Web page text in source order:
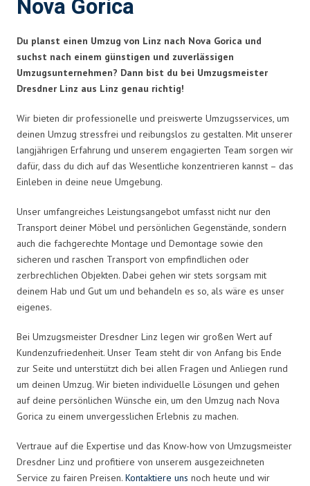
Nova Gorica
Du planst einen Umzug von Linz nach Nova Gorica und
suchst nach einem günstigen und zuverlässigen
Umzugsunternehmen? Dann bist du bei Umzugsmeister
Dresdner Linz aus Linz genau richtig!
Wir bieten dir professionelle und preiswerte Umzugsservices, um
deinen Umzug stressfrei und reibungslos zu gestalten. Mit unserer
langjährigen Erfahrung und unserem engagierten Team sorgen wir
dafür, dass du dich auf das Wesentliche konzentrieren kannst – das
Einleben in deine neue Umgebung.
Unser umfangreiches Leistungsangebot umfasst nicht nur den
Transport deiner Möbel und persönlichen Gegenstände, sondern
auch die fachgerechte Montage und Demontage sowie den
sicheren und raschen Transport von empfindlichen oder
zerbrechlichen Objekten. Dabei gehen wir stets sorgsam mit
deinem Hab und Gut um und behandeln es so, als wäre es unser
eigenes.
Bei Umzugsmeister Dresdner Linz legen wir großen Wert auf
Kundenzufriedenheit. Unser Team steht dir von Anfang bis Ende
zur Seite und unterstützt dich bei allen Fragen und Anliegen rund
um deinen Umzug. Wir bieten individuelle Lösungen und gehen
auf deine persönlichen Wünsche ein, um den Umzug nach Nova
Gorica zu einem unvergesslichen Erlebnis zu machen.
Vertraue auf die Expertise und das Know-how von Umzugsmeister
Dresdner Linz und profitiere von unserem ausgezeichneten
Service zu fairen Preisen. Kontaktiere uns noch heute und wir